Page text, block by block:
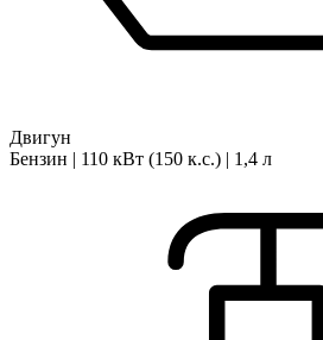
Двигун
Бензин | 110 кВт (150 к.с.) | 1,4 л